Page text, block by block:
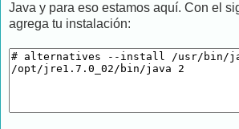
Java y para eso estamos aquí. Con el
agrega tu instalación: